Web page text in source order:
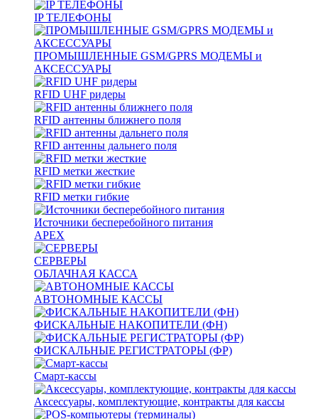
IP ТЕЛЕФОНЫ
ПРОМЫШЛЕННЫЕ GSM/GPRS МОДЕМЫ и
АКСЕССУАРЫ
RFID UHF ридеры
RFID антенны ближнего поля
RFID антенны дальнего поля
RFID метки жесткие
RFID метки гибкие
Источники бесперебойного питания
APEX
СЕРВЕРЫ
ОБЛАЧНАЯ КАССА
АВТОНОМНЫЕ КАССЫ
ФИСКАЛЬНЫЕ НАКОПИТЕЛИ (ФН)
ФИСКАЛЬНЫЕ РЕГИСТРАТОРЫ (ФР)
Смарт-кассы
Аксессуары, комплектующие, контракты для кассы